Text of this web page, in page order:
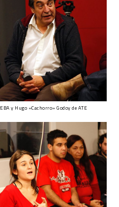
y Hugo «Cachorro» Godoy de ATE